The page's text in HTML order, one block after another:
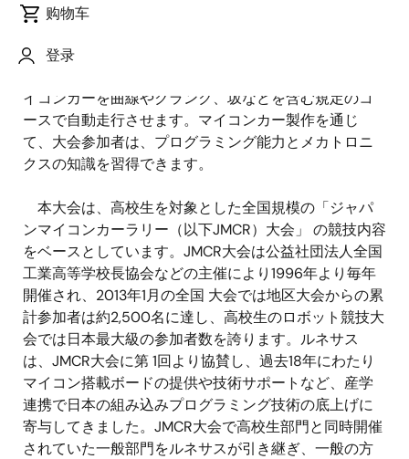
购物车
登录
（電子機器の制御に 用いられる半導体）を搭載したロ
会です。大会参加者は、マイコンに組み込む独自の走
イコンカーを曲線やクランク、坂などを含む規定のコ
ースで自動走行させます。マイコンカー製作を通じ
て、大会参加者は、プログラミング能力とメカトロニ
クスの知識を習得できます。
本大会は、高校生を対象とした全国規模の「ジャパ
ンマイコンカーラリー（以下JMCR）大会」 の競技内容
をベースとしています。JMCR大会は公益社団法人全国
工業高等学校長協会などの主催により1996年より毎年
開催され、2013年1月の全国 大会では地区大会からの累
計参加者は約2,500名に達し、高校生のロボット競技大
会では日本最大級の参加者数を誇ります。ルネサス
は、JMCR大会に第 1回より協賛し、過去18年にわたり
マイコン搭載ボードの提供や技術サポートなど、産学
連携で日本の組み込みプログラミング技術の底上げに
寄与してきました。JMCR大会で高校生部門と同時開催
されていた一般部門をルネサスが引き継ぎ、一般の方